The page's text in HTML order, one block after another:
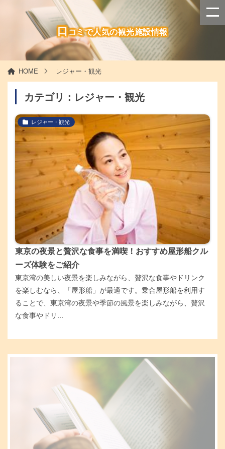
口コミで人気の観光施設情報
HOME レジャー・観光
カテゴリ：レジャー・観光
レジャー・観光
東京の夜景と贅沢な食事を満喫！おすすめ屋形船クル
ーズ体験をご紹介
東京湾の美しい夜景を楽しみながら、贅沢な食事やドリンク
を楽しむなら、「屋形船」が最適です。乗合屋形船を利用す
ることで、東京湾の夜景や季節の風景を楽しみながら、贅沢
な食事やドリ...